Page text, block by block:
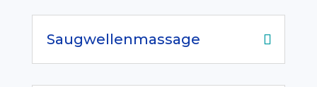
Saugwellenmassage